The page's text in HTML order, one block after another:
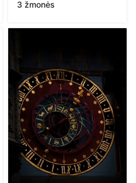
3 žmonės